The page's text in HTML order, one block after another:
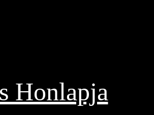
Honlapja